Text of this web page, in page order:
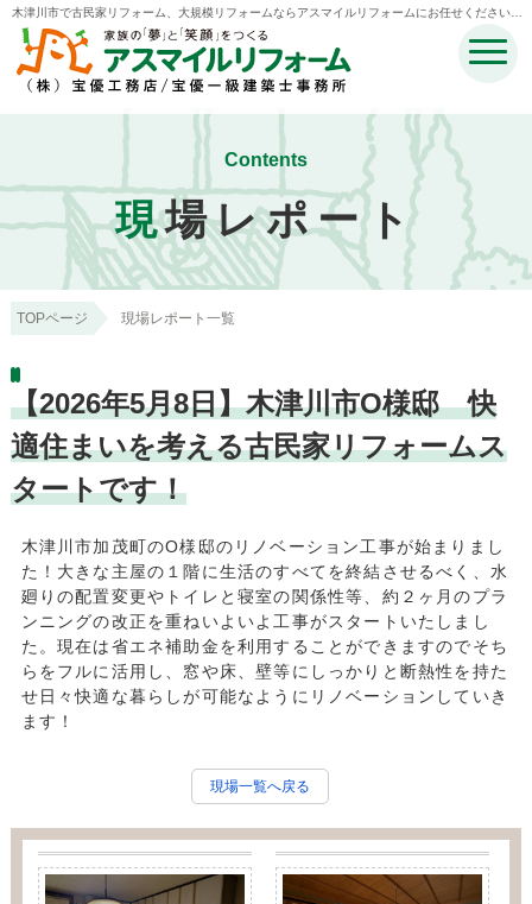
木津川市で古民家リフォーム、大規模リフォームならアスマイルリフォームにお任せください。 |
木津川市・奈良市・生駒市・精華町・井手町のリフォームのことなら宝優工務店アスマイルリフ
ォーム
Contents
現場レポート
TOPページ 現場レポート一覧
【2026年5月8日】木津川市O様邸 快
適住まいを考える古民家リフォームス
タートです！
木津川市加茂町のO様邸のリノベーション工事が始まりまし
た！大きな主屋の１階に生活のすべてを終結させるべく、水
廻りの配置変更やトイレと寝室の関係性等、約２ヶ月のプラ
ンニングの改正を重ねいよいよ工事がスタートいたしまし
た。現在は省エネ補助金を利用することができますのでそち
らをフルに活用し、窓や床、壁等にしっかりと断熱性を持た
せ日々快適な暮らしが可能なようにリノベーションしていき
ます！
現場一覧へ戻る